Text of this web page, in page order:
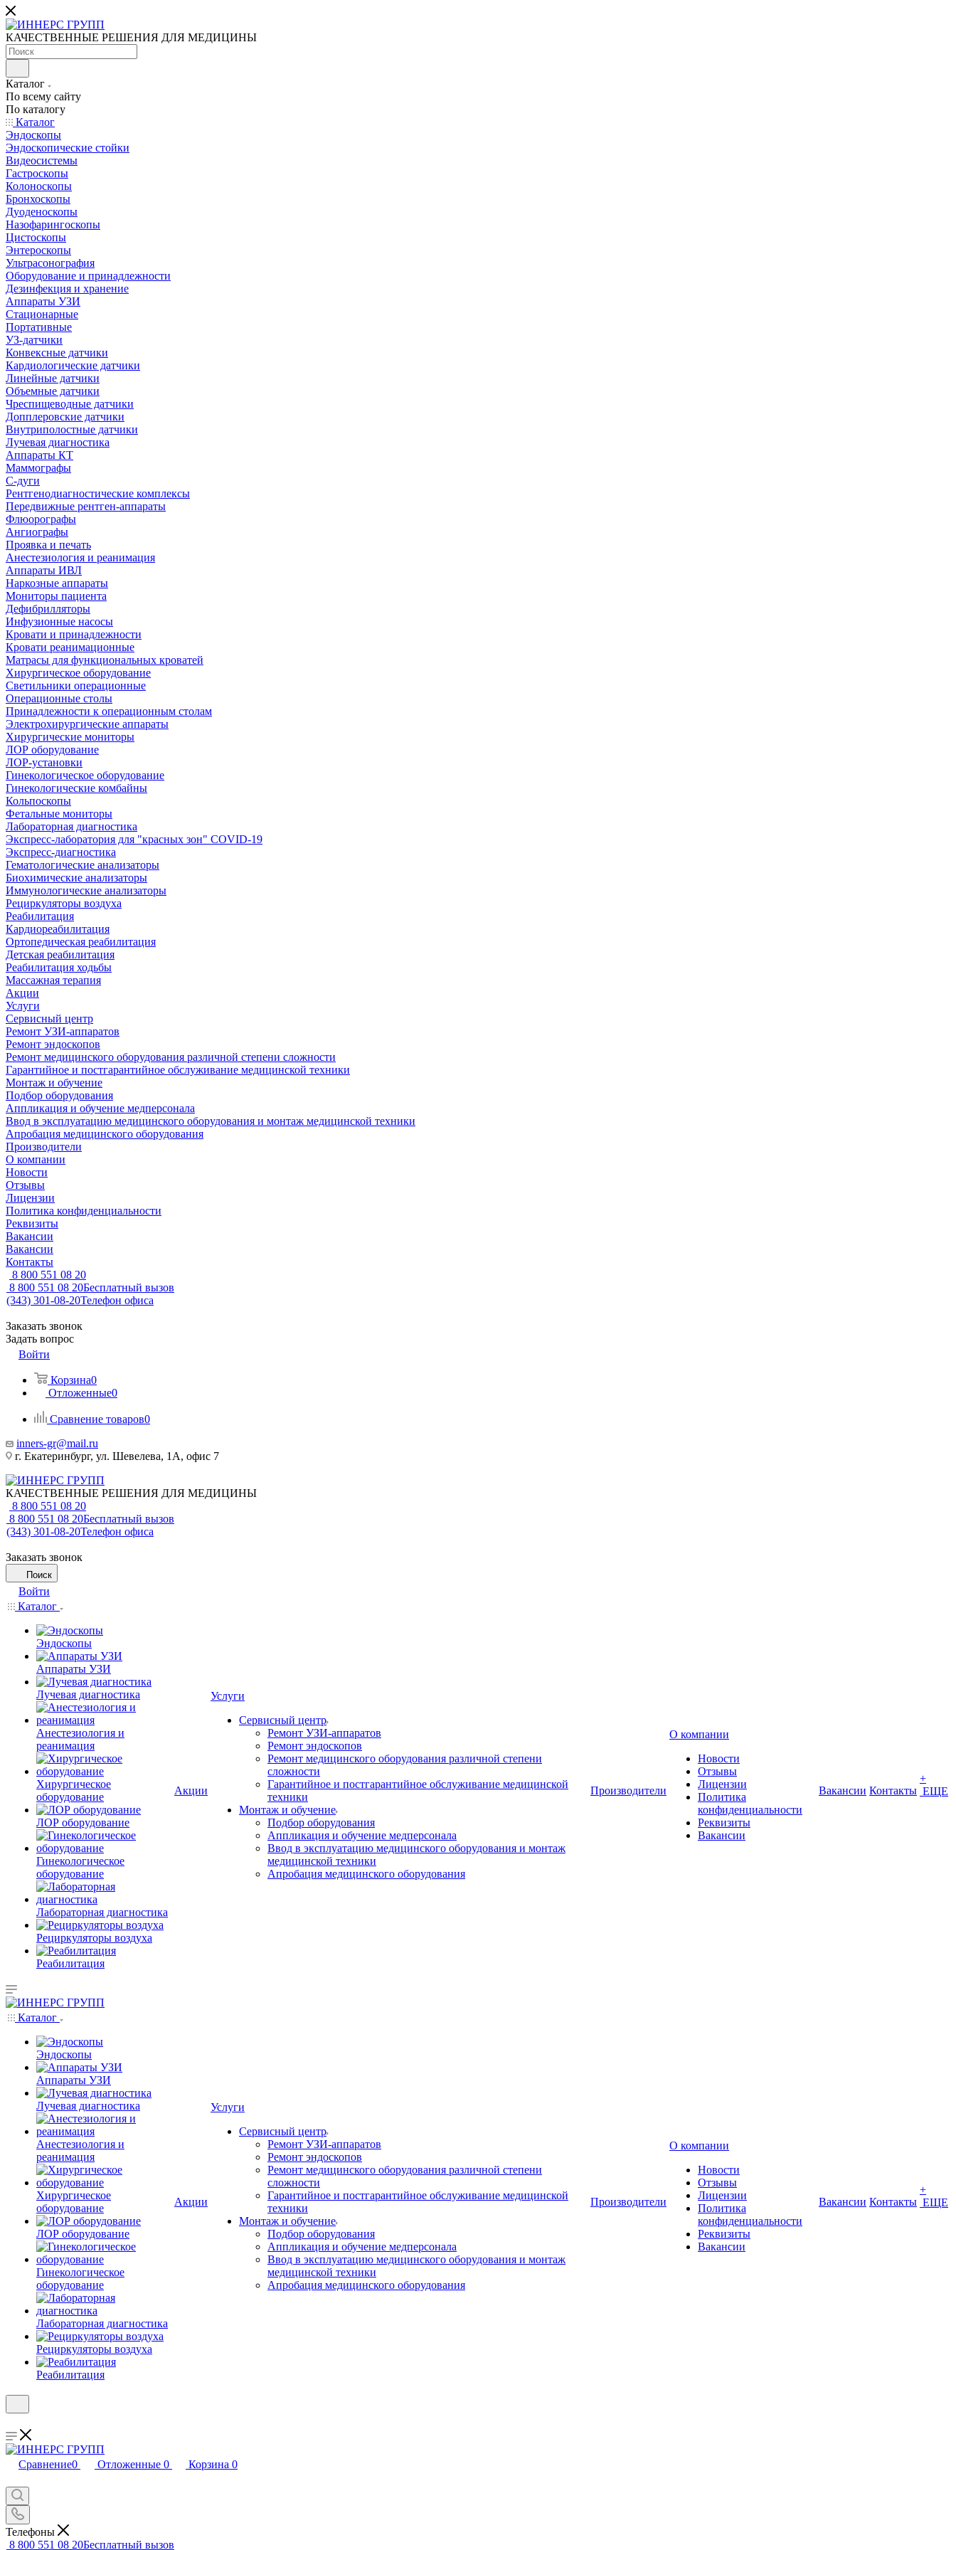
КАЧЕСТВЕННЫЕ РЕШЕНИЯ ДЛЯ МЕДИЦИНЫ
Каталог
По всему сайту
По каталогу
Каталог
Эндоскопы
Эндоскопические стойки
Видеосистемы
Гастроскопы
Колоноскопы
Бронхоскопы
Дуоденоскопы
Назофарингоскопы
Цистоскопы
Энтероскопы
Ультрасонография
Оборудование и принадлежности
Дезинфекция и хранение
Аппараты УЗИ
Стационарные
Портативные
УЗ-датчики
Конвексные датчики
Кардиологические датчики
Линейные датчики
Объемные датчики
Чреспищеводные датчики
Допплеровские датчики
Внутриполостные датчики
Лучевая диагностика
Аппараты КТ
Маммографы
С-дуги
Рентгенодиагностические комплексы
Передвижные рентген-аппараты
Флюорографы
Ангиографы
Проявка и печать
Анестезиология и реанимация
Аппараты ИВЛ
Наркозные аппараты
Мониторы пациента
Дефибрилляторы
Инфузионные насосы
Кровати и принадлежности
Кровати реанимационные
Матрасы для функциональных кроватей
Хирургическое оборудование
Светильники операционные
Операционные столы
Принадлежности к операционным столам
Электрохирургические аппараты
Хирургические мониторы
ЛОР оборудование
ЛОР-установки
Гинекологическое оборудование
Гинекологические комбайны
Кольпоскопы
Фетальные мониторы
Лабораторная диагностика
Экспресс-лаборатория для "красных зон" COVID-19
Экспресс-диагностика
Гематологические анализаторы
Биохимические анализаторы
Иммунологические анализаторы
Рециркуляторы воздуха
Реабилитация
Кардиореабилитация
Ортопедическая реабилитация
Детская реабилитация
Реабилитация ходьбы
Массажная терапия
Акции
Услуги
Сервисный центр
Ремонт УЗИ-аппаратов
Ремонт эндоскопов
Ремонт медицинского оборудования различной степени сложности
Гарантийное и постгарантийное обслуживание медицинской техники
Монтаж и обучение
Подбор оборудования
Аппликация и обучение медперсонала
Ввод в эксплуатацию медицинского оборудования и монтаж медицинской техники
Апробация медицинского оборудования
Производители
О компании
Новости
Отзывы
Лицензии
Политика конфиденциальности
Реквизиты
Вакансии
Вакансии
Контакты
8 800 551 08 20
8 800 551 08 20Бесплатный вызов
(343) 301-08-20Телефон офиса
Заказать звонок
Задать вопрос
Войти
Корзина0
Отложенные0
Сравнение товаров0
inners-gr@mail.ru
г. Екатеринбург, ул. Шевелева, 1А, офис 7
КАЧЕСТВЕННЫЕ РЕШЕНИЯ ДЛЯ МЕДИЦИНЫ
8 800 551 08 20
8 800 551 08 20Бесплатный вызов
(343) 301-08-20Телефон офиса
Заказать звонок
Поиск
Войти
Каталог
Эндоскопы
Аппараты УЗИ
Лучевая диагностика
Анестезиология и
реанимация
Хирургическое
оборудование
ЛОР оборудование
Гинекологическое
оборудование
Лабораторная диагностика
Рециркуляторы воздуха
Реабилитация
Акции
Услуги
Сервисный центр
Ремонт УЗИ-аппаратов
Ремонт эндоскопов
Ремонт медицинского оборудования различной степени
сложности
Гарантийное и постгарантийное обслуживание медицинской
техники
Монтаж и обучение
Подбор оборудования
Аппликация и обучение медперсонала
Ввод в эксплуатацию медицинского оборудования и монтаж
медицинской техники
Апробация медицинского оборудования
Производители
О компании
Новости
Отзывы
Лицензии
Политика
конфиденциальности
Реквизиты
Вакансии
Вакансии Контакты
+
ЕЩЕ
Каталог
Эндоскопы
Аппараты УЗИ
Лучевая диагностика
Анестезиология и
реанимация
Хирургическое
оборудование
ЛОР оборудование
Гинекологическое
оборудование
Лабораторная диагностика
Рециркуляторы воздуха
Реабилитация
Акции
Услуги
Сервисный центр
Ремонт УЗИ-аппаратов
Ремонт эндоскопов
Ремонт медицинского оборудования различной степени
сложности
Гарантийное и постгарантийное обслуживание медицинской
техники
Монтаж и обучение
Подбор оборудования
Аппликация и обучение медперсонала
Ввод в эксплуатацию медицинского оборудования и монтаж
медицинской техники
Апробация медицинского оборудования
Производители
О компании
Новости
Отзывы
Лицензии
Политика
конфиденциальности
Реквизиты
Вакансии
Вакансии Контакты
+
ЕЩЕ
Сравнение0 Отложенные 0 Корзина 0
Телефоны
8 800 551 08 20Бесплатный вызов